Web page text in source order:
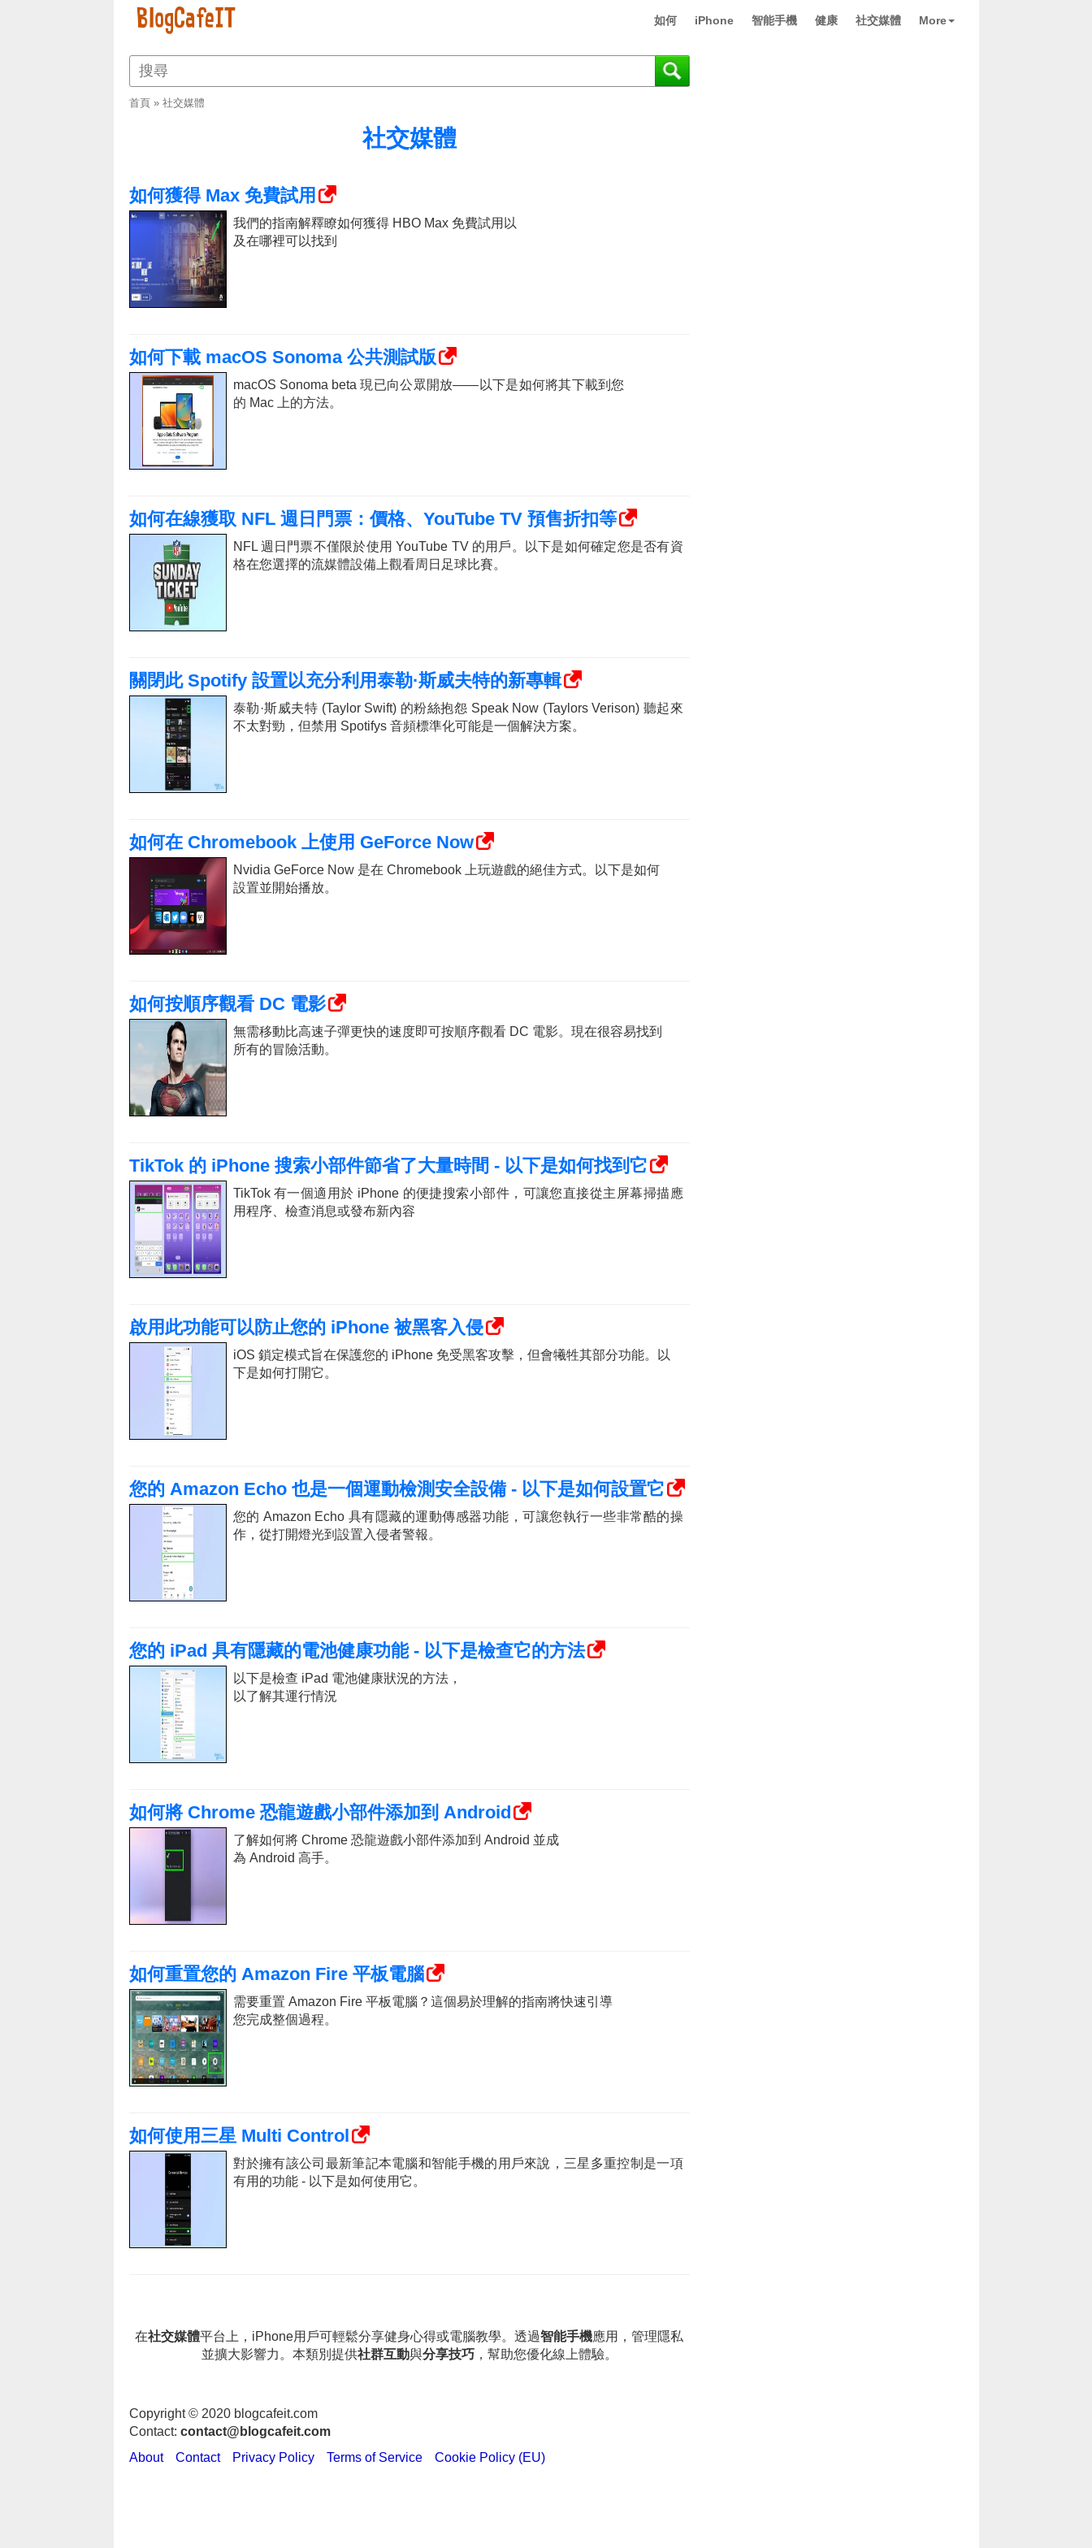
如何 iPhone 智能手機 健康 社交媒體 More
首頁» 社交媒體
社交媒體
如何獲得 Max 免費試用
我們的指南解釋瞭如何獲得 HBO Max 免費試用以
及在哪裡可以找到
如何下載 macOS Sonoma 公共測試版
macOS Sonoma beta 現已向公眾開放——以下是如何將其下載到您
的 Mac 上的方法。
如何在線獲取 NFL 週日門票：價格、YouTube TV 預售折扣等
NFL 週日門票不僅限於使用 YouTube TV 的用戶。以下是如何確定您是否有資
格在您選擇的流媒體設備上觀看周日足球比賽。
關閉此 Spotify 設置以充分利用泰勒·斯威夫特的新專輯
泰勒·斯威夫特 (Taylor Swift) 的粉絲抱怨 Speak Now (Taylors Verison) 聽起來
不太對勁，但禁用 Spotifys 音頻標準化可能是一個解決方案。
如何在 Chromebook 上使用 GeForce Now
Nvidia GeForce Now 是在 Chromebook 上玩遊戲的絕佳方式。以下是如何
設置並開始播放。
如何按順序觀看 DC 電影
無需移動比高速子彈更快的速度即可按順序觀看 DC 電影。現在很容易找到
所有的冒險活動。
TikTok 的 iPhone 搜索小部件節省了大量時間 - 以下是如何找到它
TikTok 有一個適用於 iPhone 的便捷搜索小部件，可讓您直接從主屏幕掃描應
用程序、檢查消息或發布新內容
啟用此功能可以防止您的 iPhone 被黑客入侵
iOS 鎖定模式旨在保護您的 iPhone 免受黑客攻擊，但會犧牲其部分功能。以
下是如何打開它。
您的 Amazon Echo 也是一個運動檢測安全設備 - 以下是如何設置它
您的 Amazon Echo 具有隱藏的運動傳感器功能，可讓您執行一些非常酷的操
作，從打開燈光到設置入侵者警報。
您的 iPad 具有隱藏的電池健康功能 - 以下是檢查它的方法
以下是檢查 iPad 電池健康狀況的方法，
以了解其運行情況
如何將 Chrome 恐龍遊戲小部件添加到 Android
了解如何將 Chrome 恐龍遊戲小部件添加到 Android 並成
為 Android 高手。
如何重置您的 Amazon Fire 平板電腦
需要重置 Amazon Fire 平板電腦？這個易於理解的指南將快速引導
您完成整個過程。
如何使用三星 Multi Control
對於擁有該公司最新筆記本電腦和智能手機的用戶來說，三星多重控制是一項
有用的功能 - 以下是如何使用它。
在社交媒體平台上，iPhone用戶可輕鬆分享健身心得或電腦教學。透過智能手機應用，管理隱私
並擴大影響力。本類別提供社群互動與分享技巧，幫助您優化線上體驗。
Copyright © 2020 blogcafeit.com
Contact: contact@blogcafeit.com
About
Contact Privacy Policy Terms of Service Cookie Policy (EU)